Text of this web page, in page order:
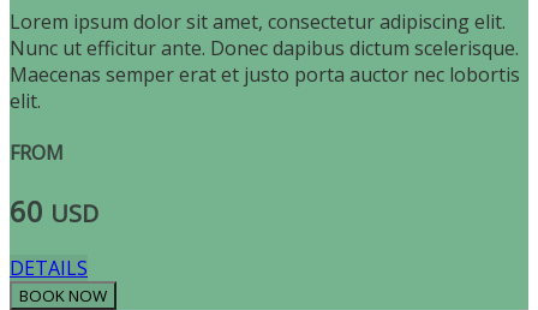
Lorem ipsum dolor sit amet, consectetur adipiscing elit.
Nunc ut efficitur ante. Donec dapibus dictum scelerisque.
Maecenas semper erat et justo porta auctor nec lobortis
elit.
FROM
60 USD
DETAILS